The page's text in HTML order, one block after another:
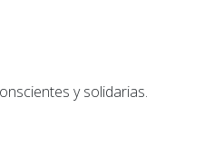
y solidarias.